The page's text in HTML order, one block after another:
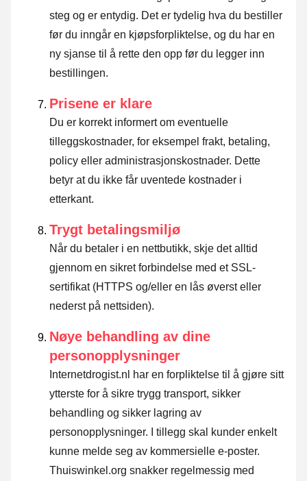
steg og er entydig. Det er tydelig hva du bestiller
før du inngår en kjøpsforpliktelse, og du har en
ny sjanse til å rette den opp før du legger inn
bestillingen.
Prisene er klare
Du er korrekt informert om eventuelle
tilleggskostnader, for eksempel frakt, betaling,
policy eller administrasjonskostnader. Dette
betyr at du ikke får uventede kostnader i
etterkant.
Trygt betalingsmiljø
Når du betaler i en nettbutikk, skje det alltid
gjennom en sikret forbindelse med et SSL-
sertifikat (HTTPS og/eller en lås øverst eller
nederst på nettsiden).
Nøye behandling av dine
personopplysninger
Internetdrogist.nl har en forpliktelse til å gjøre sitt
ytterste for å sikre trygg transport, sikker
behandling og sikker lagring av
personopplysninger. I tillegg skal kunder enkelt
kunne melde seg av kommersielle e-poster.
Thuiswinkel.org snakker regelmessig med